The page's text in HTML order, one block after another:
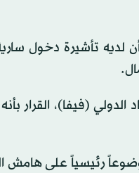
لديه تأشيرة دخول
(فيفا)، القرار
رئيسياً على هامش